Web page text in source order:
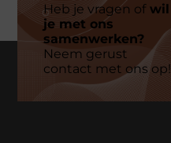
Heb je vragen ofwil
je met ons
samenwerken?
Neem gerust
contact met ons op!